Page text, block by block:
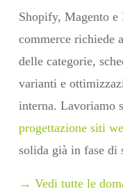
Shopify, Magento e
commerce richiede
delle categorie,
varianti e
interna. Lavoriamo
progettazione siti
solida già in fase di
→ Vedi tutte le